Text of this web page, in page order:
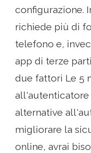
configurazione.
richiede più di
telefono e,
app di terze
due fattori Le 5
alternative
migliorare la
online, avrai